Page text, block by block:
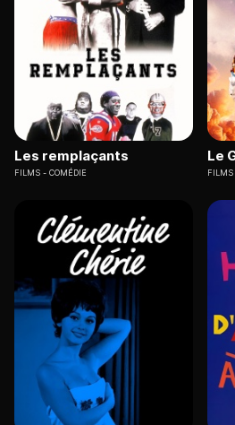
Les remplaçants
FILMS COMÉDIE
Le
FILMS